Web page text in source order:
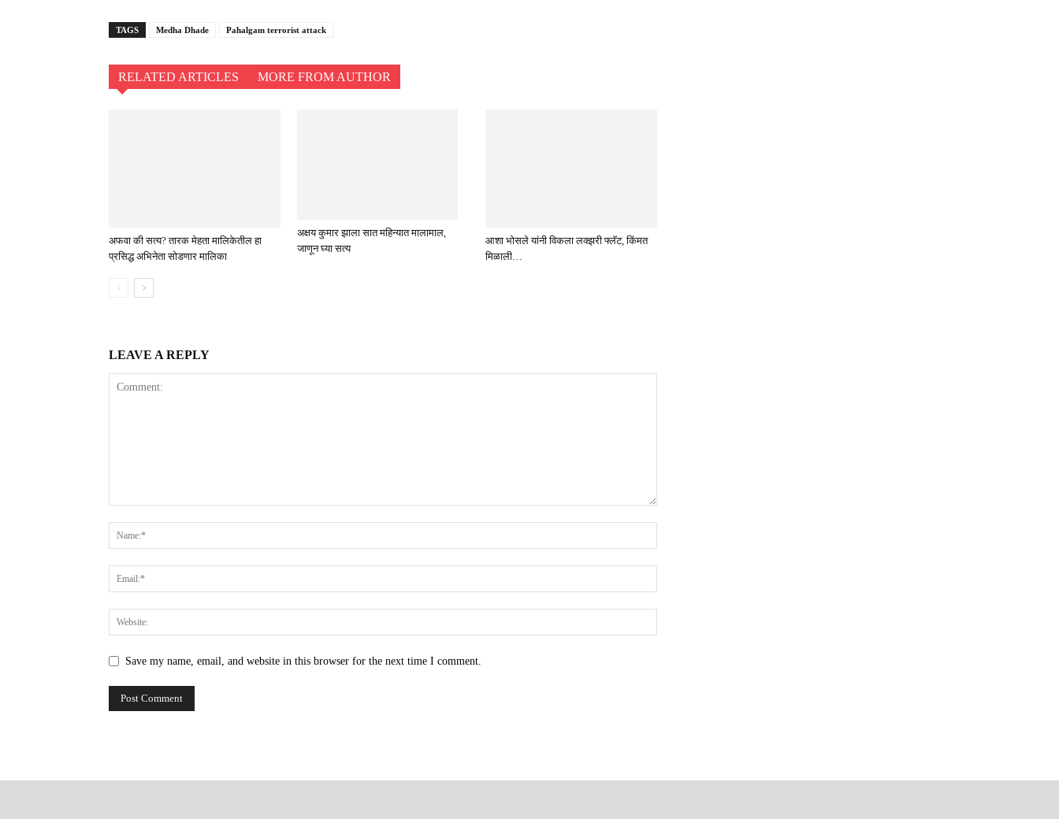
TAGS Medha Dhade Pahalgam terrorist attack
RELATED ARTICLES MORE FROM AUTHOR
अफवा की सत्य? तारक मेहता मालिकेतील हा
प्रसिद्ध अभिनेता सोडणार मालिका
अक्षय कुमार झाला सात महिन्यात मालामाल,
जाणून घ्या सत्य
आशा भोसले यांनी विकला लक्झरी फ्लॅट, किंमत
मिळाली…
LEAVE A REPLY
Save my name, email, and website in this browser for the next time I comment.